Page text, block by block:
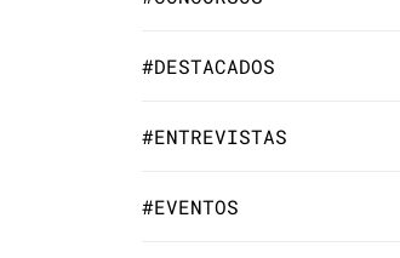
#DESTACADOS
#ENTREVISTAS
#EVENTOS